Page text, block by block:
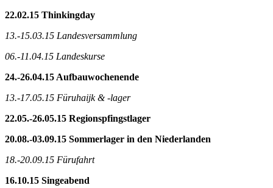
22.02.15 Thinkingday
13.-15.03.15 Landesversammlung
06.-11.04.15 Landeskurse
24.-26.04.15 Aufbauwochenende
13.-17.05.15 Füruhaijk & -lager
22.05.-26.05.15 Regionspfingstlager
20.08.-03.09.15 Sommerlager in den Niederlanden
18.-20.09.15 Fürufahrt
16.10.15 Singeabend